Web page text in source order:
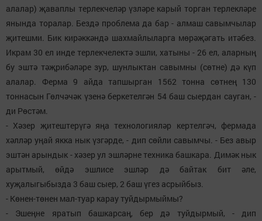
алалар) җаваплы терлекчеләр үзләре карый торган терлекләре
янында торалар. Бездә проблема да бар - алмаш савымчылар
җитешми. Бик кирәккәндә шахмайлыларга мөрәҗәгать итәбез.
Икрам 30 ел инде терлекчелектә эшли, хатыны - 26 ел, аларның
бу эштә тәҗрибәләре зур, шунлыктан савымны (сөтне) дә күп
алалар. Ферма 9 айда тапшырган 1562 тонна сөтнең 130
тоннасын Гөлчәчәк үзенә беркетелгән 54 баш сыердан сауган, -
ди Рөстәм.
- Хәзер җитештерүгә яңа технологияләр кертелгәч, фермада
хәлләр уңай якка нык үзгәрде, - дип сөйли савымчы. - Без авыр
эштән арындык - хәзер ул эшләрне техника башкара. Димәк нык
арытмый, өйдә эшлисе эшләр дә байтак бит әле,
хуҗалыгыбызда 3 баш сыер, 2 баш үгез асрыйбыз.
- Көнен-төнен мал-туар карау туйдырмыймы?
- Эшеңне яратып башкарсаң, бер дә туйдырмый, - дип